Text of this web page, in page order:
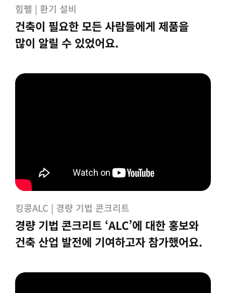
힘펠 | 환기 설비
건축이 필요한 모든 사람들에게 제품을
많이 알릴 수 있었어요.
킹콩ALC | 경량 기법 콘크리트
경량 기법 콘크리트 ‘ALC’에 대한 홍보와
건축 산업 발전에 기여하고자 참가했어요.